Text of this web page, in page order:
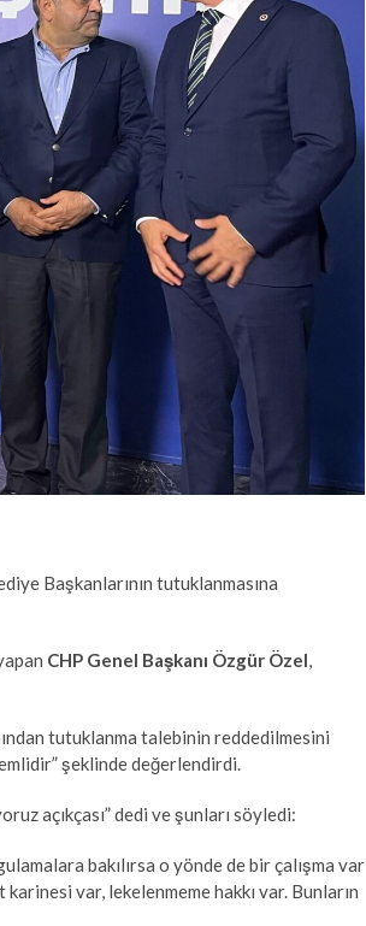
Başkanlarının tutuklanmasına
CHP Genel Başkanı Özgür Özel,
tutuklanma talebinin reddedilmesini
şeklinde değerlendirdi.
açıkçası” dedi ve şunları söyledi:
bakılırsa o yönde de bir çalışma var
var, lekelenmeme hakkı var. Bunların